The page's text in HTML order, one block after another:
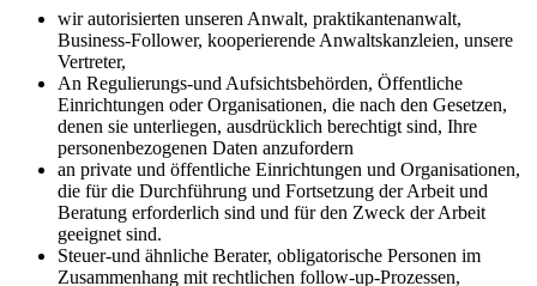
wir autorisierten unseren Anwalt, praktikantenanwalt,
Business-Follower, kooperierende Anwaltskanzleien, unsere
Vertreter,
An Regulierungs-und Aufsichtsbehörden, Öffentliche
Einrichtungen oder Organisationen, die nach den Gesetzen,
denen sie unterliegen, ausdrücklich berechtigt sind, Ihre
personenbezogenen Daten anzufordern
an private und öffentliche Einrichtungen und Organisationen,
die für die Durchführung und Fortsetzung der Arbeit und
Beratung erforderlich sind und für den Zweck der Arbeit
geeignet sind.
Steuer-und ähnliche Berater, obligatorische Personen im
Zusammenhang mit rechtlichen follow-up-Prozessen,